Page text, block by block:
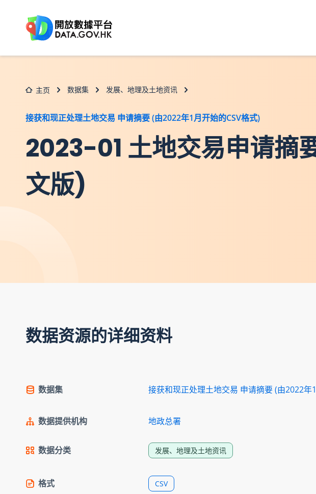
主页 数据集 发展、地理及土地资讯
接获和现正处理土地交易 申请摘要 (由2022年1月开始的CSV格式)
2023-01 土地交易申请摘
文版)
数据资源的详细资料
数据集 接获和现正处理土地交易 申请摘要 (由2022年
数据提供机构 地政总署
数据分类 发展、地理及土地资讯
格式 CSV